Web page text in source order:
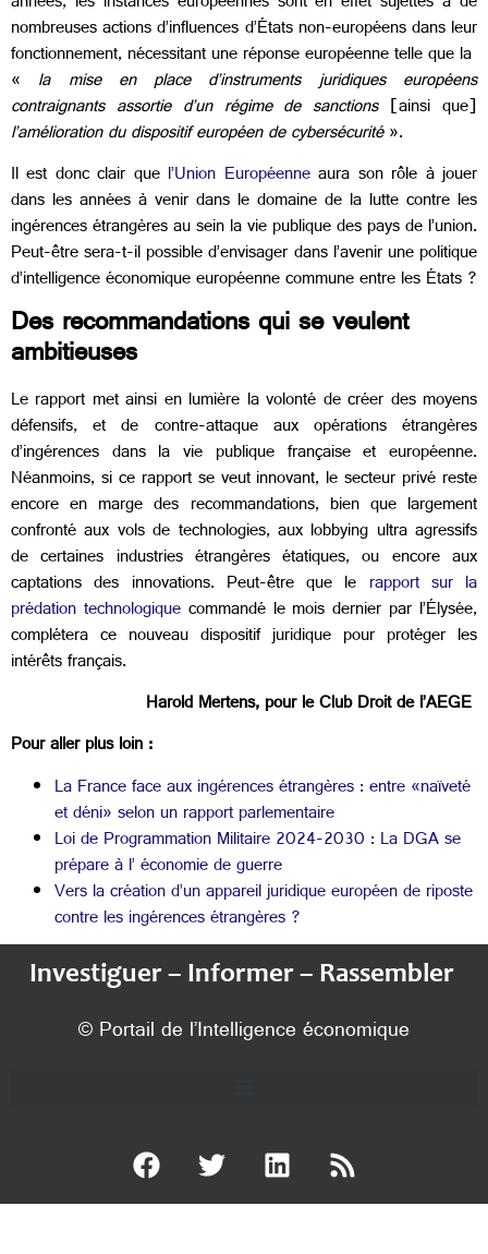
nombreuses actions d’influences d’États non-européens dans leur
fonctionnement, nécessitant une réponse européenne telle que la
« la mise en place d’instruments juridiques européens
contraignants assortie d’un régime de sanctions [ainsi que]
l’amélioration du dispositif européen de cybersécurité».
Il est donc clair que l’Union Européenneaura son rôle à jouer
dans les années à venir dans le domaine de la lutte contre les
ingérences étrangères au sein la vie publique des pays de l’union.
Peut-être sera-t-il possible d’envisager dans l’avenir une politique
d’intelligence économique européenne commune entre les États ?
Des recommandations qui se veulent
ambitieuses
Le rapport met ainsi en lumière la volonté de créer des moyens
défensifs, et de contre-attaque aux opérations étrangères
d’ingérences dans la vie publique française et européenne.
Néanmoins, si ce rapport se veut innovant, le secteur privé reste
encore en marge des recommandations, bien que largement
confronté aux vols de technologies, aux lobbying ultra agressifs
de certaines industries étrangères étatiques, ou encore aux
captations des innovations. Peut-être que le rapport sur la
prédation technologiquecommandé le mois dernier par l’Élysée,
complétera ce nouveau dispositif juridique pour protéger les
intérêts français.
Harold Mertens, pour le Club Droit de l’AEGE
Pour aller plus loin :
La France face aux ingérences étrangères : entre «naïveté
et déni» selon un rapport parlementaire
Loi de Programmation Militaire 2024-2030 : La DGA se
prépare à l’ économie de guerre
Vers la création d’un appareil juridique européen de riposte
contre les ingérences étrangères ?
Investiguer – Informer – Rassembler
© Portail de l’Intelligence économique